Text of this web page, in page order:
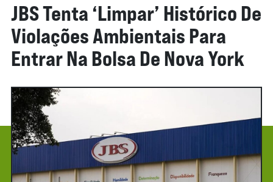
JBS Tenta ‘limpar’ Histórico De
Violações Ambientais Para
Entrar Na Bolsa De Nova York